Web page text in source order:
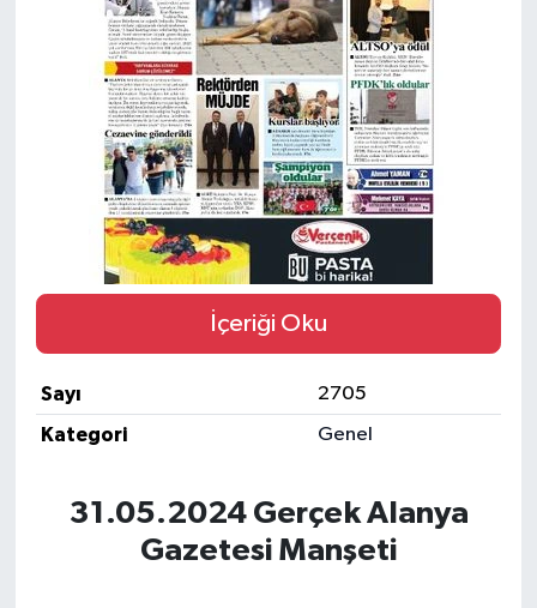
İçeriği Oku
Sayı
2705
Kategori
Genel
31.05.2024 Gerçek Alanya
Gazetesi Manşeti
Gizlilik İlkeleri - Privacy Policy
Güncel
Gündem
Politika
Spor